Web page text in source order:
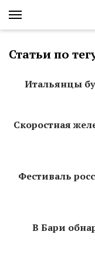
Статьи по
Итальянцы
Скоростная
Фестиваль
В Бари